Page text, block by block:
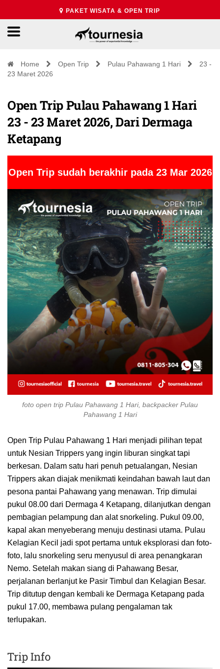
PAKET WISATA & OPEN TRIP
Home Open Trip Pulau Pahawang 1 Hari
23 -
23 Maret 2026
Open Trip Pulau Pahawang 1 Hari
23 - 23 Maret 2026, Dari Dermaga
Ketapang
Open Trip sudah berakhir pada 23 Mar 2026
foto open trip Pulau Pahawang 1 Hari, backpacker Pulau
Pahawang 1 Hari
Open Trip Pulau Pahawang 1 Hari menjadi pilihan tepat
untuk Nesian Trippers yang ingin liburan singkat tapi
berkesan. Dalam satu hari penuh petualangan, Nesian
Trippers akan diajak menikmati keindahan bawah laut dan
pesona pantai Pahawang yang menawan. Trip dimulai
pukul 08.00 dari Dermaga 4 Ketapang, dilanjutkan dengan
pembagian pelampung dan alat snorkeling. Pukul 09.00,
kapal akan menyeberang menuju destinasi utama. Pulau
Kelagian Kecil jadi spot pertama untuk eksplorasi dan foto-
foto, lalu snorkeling seru menyusul di area penangkaran
Nemo. Setelah makan siang di Pahawang Besar,
perjalanan berlanjut ke Pasir Timbul dan Kelagian Besar.
Trip ditutup dengan kembali ke Dermaga Ketapang pada
pukul 17.00, membawa pulang pengalaman tak
terlupakan.
Trip Info